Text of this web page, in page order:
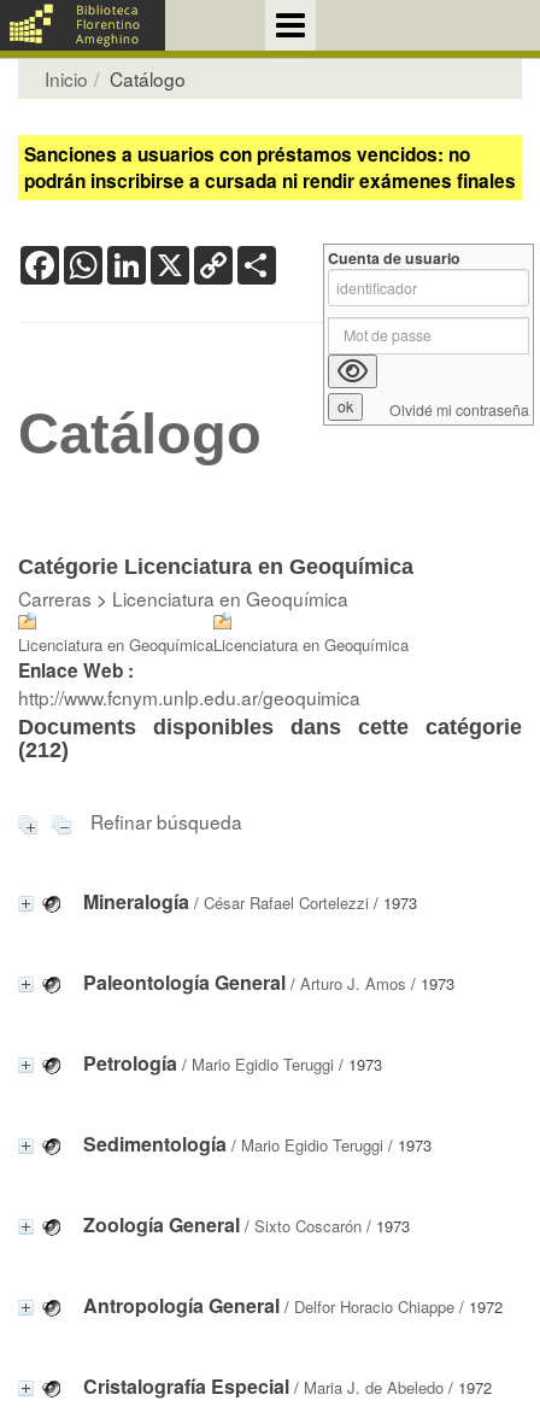
Inicio Catálogo
Sanciones a usuarios con préstamos vencidos: no
podrán inscribirse a cursada ni rendir exámenes finales
FacebookWhatsApp
LinkedIn
X Copy
Link
Catálogo
Catégorie Licenciatura en Geoquímica
Carreras > Licenciatura en Geoquímica
Licenciatura en GeoquímicaLicenciatura en Geoquímica
Enlace Web :
http://www.fcnym.unlp.edu.ar/geoquimica
Documents disponibles dans cette catégorie
(212)
Refinar búsqueda
Mineralogía / César Rafael Cortelezzi / 1973
Paleontología General / Arturo J. Amos / 1973
Petrología / Mario Egidio Teruggi / 1973
Sedimentología / Mario Egidio Teruggi / 1973
Zoología General / Sixto Coscarón / 1973
Antropología General / Delfor Horacio Chiappe / 1972
Cristalografía Especial / Maria J. de Abeledo / 1972
Cuenta de usuario
Olvidé mi contraseña